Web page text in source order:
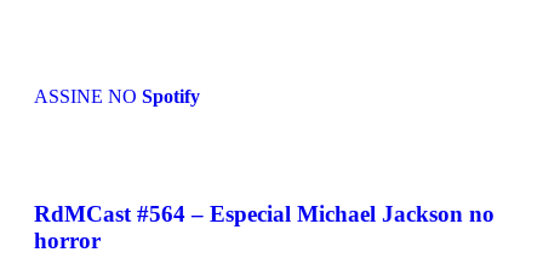
ASSINE NO Spotify
RdMCast #564 – Especial Michael Jackson no
horror